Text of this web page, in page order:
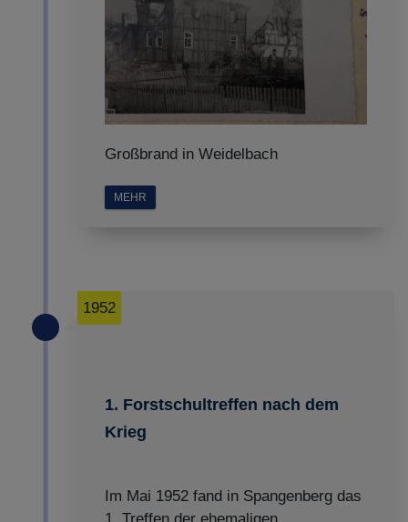
Großbrand in Weidelbach
MEHR
1. Forstschultreffen nach dem
Krieg
1952
Im Mai 1952 fand in Spangenberg das